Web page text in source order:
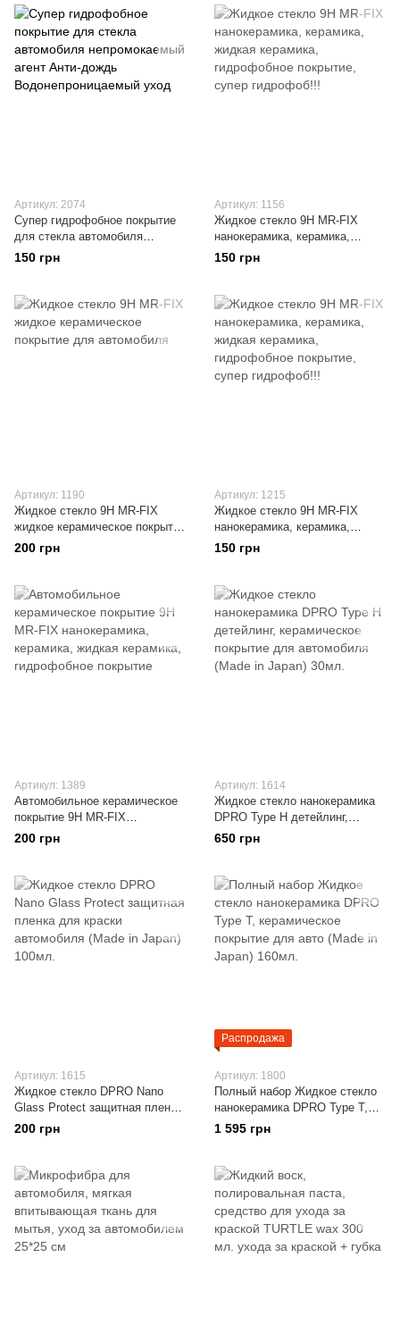
Артикул: 2074
Супер гидрофобное покрытие
для стекла автомобиля
непромокаемый агент Анти-
дождь Водонепроницаемый
150 грн
Артикул: 1156
Жидкое стекло 9H MR-FIX
нанокерамика, керамика,
жидкая керамика, гидрофобное
покрытие, супер гидрофоб!!!
150 грн
Артикул: 1190
Жидкое стекло 9H MR-FIX
жидкое керамическое покрытие
для автомобиля
200 грн
Артикул: 1215
Жидкое стекло 9H MR-FIX
нанокерамика, керамика,
жидкая керамика, гидрофобное
покрытие, супер гидрофоб!!!
150 грн
Артикул: 1389
Автомобильное керамическое
покрытие 9H MR-FIX
нанокерамика, керамика,
жидкая керамика, гидрофобное
200 грн
Артикул: 1614
Жидкое стекло нанокерамика
DPRO Type H детейлинг,
керамическое покрытие для
автомобиля (Made in Japan)
650 грн
Артикул: 1615
Жидкое стекло DPRO Nano
Glass Protect защитная пленка
для краски автомобиля (Made
in Japan) 100мл.
200 грн
Распродажа
Артикул: 1800
Полный набор Жидкое стекло
нанокерамика DPRO Type T,
керамическое покрытие для
авто (Made in Japan) 160мл.
1 595 грн